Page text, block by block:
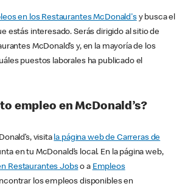
en los Restaurantes McDonald'sy busca el
estás interesado. Serás dirigido al sitio de
McDonald’s y, en la mayoría de los
puestos laborales ha publicado el
empleo en McDonald’s?
visita la página web de Carreras de
en tu McDonald’s local. En la página web,
Restaurantes Jobso a Empleos
los empleos disponibles en